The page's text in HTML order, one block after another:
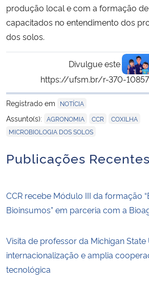
produção local e com a formação
capacitados no entendimento dos
dos solos.
Divulgue este
https://ufsm.br/r-370-10857
Registrado em
NOTÍCIA
Assunto(s): AGRONOMIA CCR COXILHA
MICROBIOLOGIA DOS SOLOS
Publicações Recentes
CCR recebe Módulo III da formação
Bioinsumos” em parceria com a
Visita de professor da Michigan
internacionalização e amplia
tecnológica